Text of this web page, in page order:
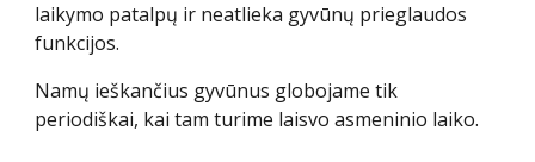
laikymo patalpų ir neatlieka gyvūnų prieglaudos
funkcijos.
Namų ieškančius gyvūnus globojame tik
periodiškai, kai tam turime laisvo asmeninio laiko.